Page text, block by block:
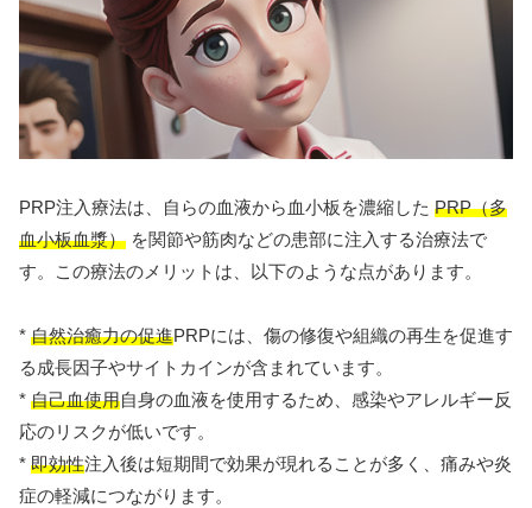
PRP注入療法は、自らの血液から血小板を濃縮した PRP（多
血小板血漿） を関節や筋肉などの患部に注入する治療法で
す。この療法のメリットは、以下のような点があります。
* 自然治癒力の促進PRPには、傷の修復や組織の再生を促進す
る成長因子やサイトカインが含まれています。
* 自己血使用自身の血液を使用するため、感染やアレルギー反
応のリスクが低いです。
* 即効性注入後は短期間で効果が現れることが多く、痛みや炎
症の軽減につながります。